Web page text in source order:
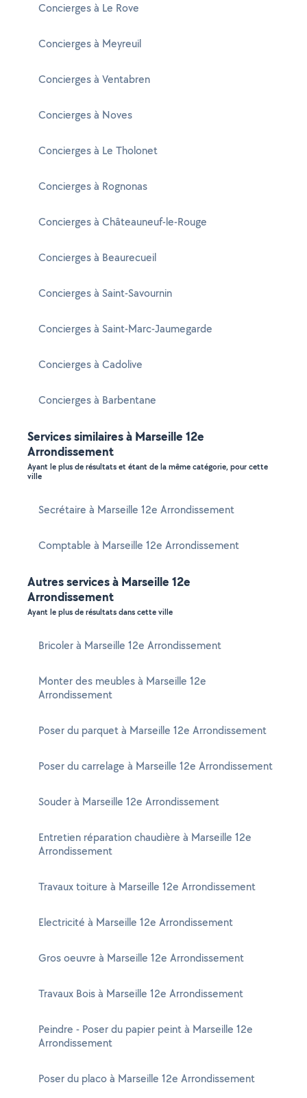
Concierges à Le Rove
Concierges à Meyreuil
Concierges à Ventabren
Concierges à Noves
Concierges à Le Tholonet
Concierges à Rognonas
Concierges à Châteauneuf-le-Rouge
Concierges à Beaurecueil
Concierges à Saint-Savournin
Concierges à Saint-Marc-Jaumegarde
Concierges à Cadolive
Concierges à Barbentane
Services similaires à Marseille 12e
Arrondissement
Ayant le plus de résultats et étant de la même catégorie, pour cette
ville
Secrétaire à Marseille 12e Arrondissement
Comptable à Marseille 12e Arrondissement
Autres services à Marseille 12e
Arrondissement
Ayant le plus de résultats dans cette ville
Bricoler à Marseille 12e Arrondissement
Monter des meubles à Marseille 12e
Arrondissement
Poser du parquet à Marseille 12e Arrondissement
Poser du carrelage à Marseille 12e Arrondissement
Souder à Marseille 12e Arrondissement
Entretien réparation chaudière à Marseille 12e
Arrondissement
Travaux toiture à Marseille 12e Arrondissement
Electricité à Marseille 12e Arrondissement
Gros oeuvre à Marseille 12e Arrondissement
Travaux Bois à Marseille 12e Arrondissement
Peindre - Poser du papier peint à Marseille 12e
Arrondissement
Poser du placo à Marseille 12e Arrondissement